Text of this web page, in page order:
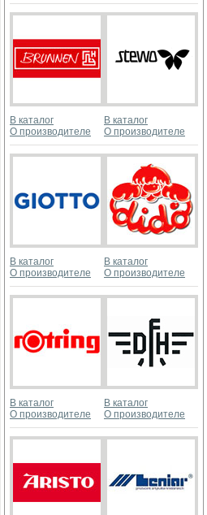
В каталог
О производителе
В каталог
О производителе
В каталог
О производителе
В каталог
О производителе
В каталог
О производителе
В каталог
О производителе